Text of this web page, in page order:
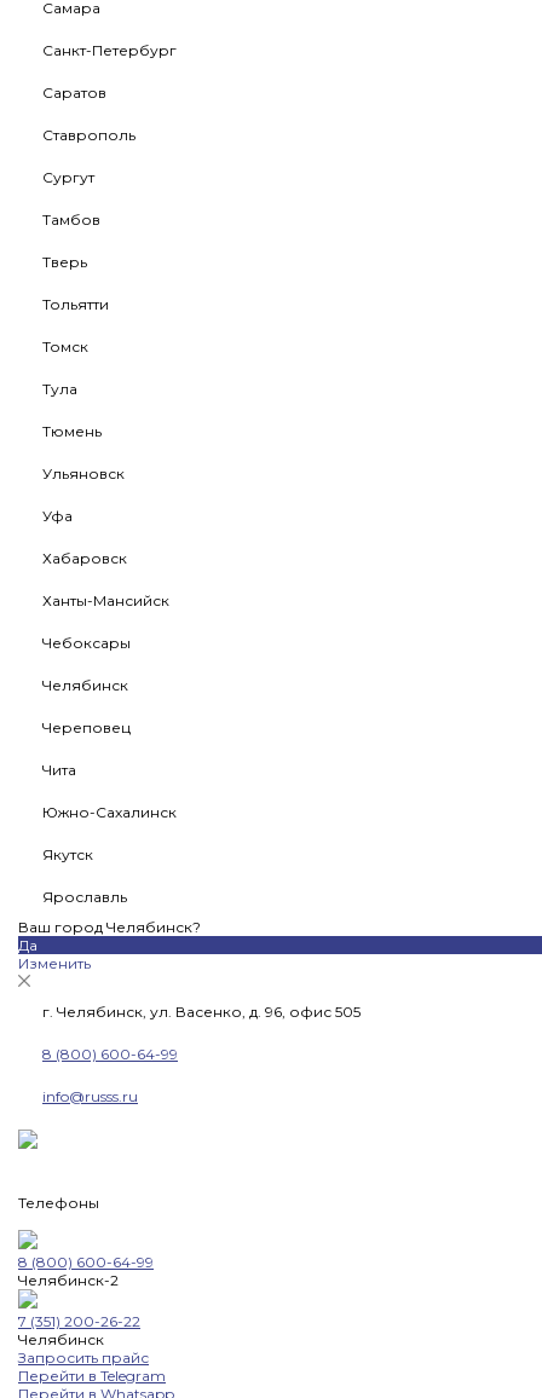
Самара
Санкт-Петербург
Саратов
Ставрополь
Сургут
Тамбов
Тверь
Тольятти
Томск
Тула
Тюмень
Ульяновск
Уфа
Хабаровск
Ханты-Мансийск
Чебоксары
Челябинск
Череповец
Чита
Южно-Сахалинск
Якутск
Ярославль
Ваш город Челябинск?
Да
Изменить
г. Челябинск, ул. Васенко, д. 96, офис 505
8 (800) 600-64-99
info@russs.ru
Телефоны
8 (800) 600-64-99
Челябинск-2
7 (351) 200-26-22
Челябинск
Запросить прайс
Перейти в Telegram
Перейти в Whatsapp